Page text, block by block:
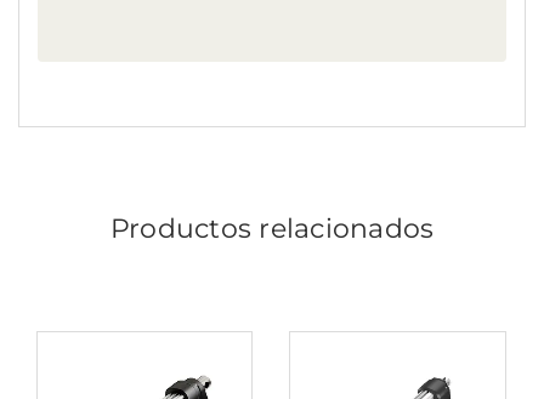
Productos relacionados